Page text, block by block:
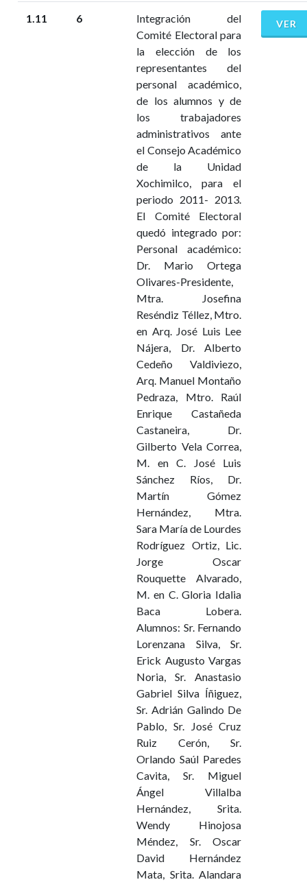
1.11 6
Integración del
Comité Electoral para
la elección de los
representantes del
personal académico,
de los alumnos y de
los trabajadores
administrativos ante
el Consejo Académico
de la Unidad
Xochimilco, para el
periodo 2011- 2013.
El Comité Electoral
quedó integrado por:
Personal académico:
Dr. Mario Ortega
Olivares-Presidente,
Mtra. Josefina
Reséndiz Téllez, Mtro.
en Arq. José Luis Lee
Nájera, Dr. Alberto
Cedeño Valdiviezo,
Arq. Manuel Montaño
Pedraza, Mtro. Raúl
Enrique Castañeda
Castaneira, Dr.
Gilberto Vela Correa,
M. en C. José Luis
Sánchez Ríos, Dr.
Martín Gómez
Hernández, Mtra.
Sara María de Lourdes
Rodríguez Ortiz, Lic.
Jorge Oscar
Rouquette Alvarado,
M. en C. Gloria Idalia
Baca Lobera.
Alumnos: Sr. Fernando
Lorenzana Silva, Sr.
Erick Augusto Vargas
Noria, Sr. Anastasio
Gabriel Silva Íñiguez,
Sr. Adrián Galindo De
Pablo, Sr. José Cruz
Ruiz Cerón, Sr.
Orlando Saúl Paredes
Cavita, Sr. Miguel
Ángel Villalba
Hernández, Srita.
Wendy Hinojosa
Méndez, Sr. Oscar
David Hernández
Mata, Srita. Alandara
VER